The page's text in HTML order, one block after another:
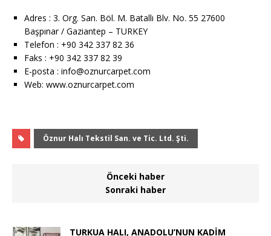
Adres : 3. Org. San. Böl. M. Batallı Blv. No. 55 27600
Başpınar / Gaziantep – TURKEY
Telefon : +90 342 337 82 36
Faks : +90 342 337 82 39
E-posta : info@oznurcarpet.com
Web: www.oznurcarpet.com
Öznur Halı Tekstil San. ve Tic. Ltd. Şti.
Önceki haber
Sonraki haber
TURKUA HALI, ANADOLU’NUN KADİM